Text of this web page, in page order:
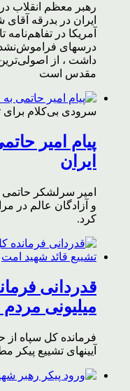
رهبر معظم انقلاب
ایران در بدرقه
آمریکا در تفاهم‌نامه
درسهای
داشت ، از
مقدس است
سرودی بی‌کلام برای
پیام امیر
ایران
امیر سرلشکر
و آزادگان عالم در
کرد.
قدردانی
میلیونی
فرمانده کل سپاه از
آیینهای تشییع پیکر